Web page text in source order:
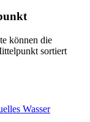
können die
sortiert
Wasser